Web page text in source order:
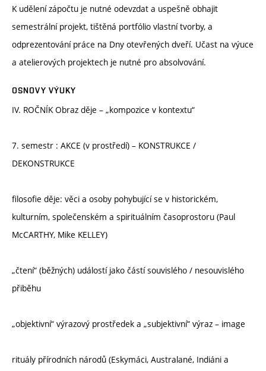
K udělení zápočtu je nutné odevzdat a uspešně obhajit
semestrální projekt, tištěná portfólio vlastní tvorby, a
odprezentování práce na Dny otevřených dveří. Učast na výuce
a atelierových projektech je nutné pro absolvování.
OSNOVY VÝUKY
IV. ROČNÍK Obraz děje – „kompozice v kontextu“
7. semestr : AKCE (v prostředí) – KONSTRUKCE /
DEKONSTRUKCE
filosofie děje: věci a osoby pohybující se v historickém,
kulturním, společenském a spirituálním časoprostoru (Paul
McCARTHY, Mike KELLEY)
„čtení“ (běžných) událostí jako částí souvislého / nesouvislého
přiběhu
„objektivní“ výrazový prostředek a „subjektivní“ výraz – image
rituály přírodních národů (Eskymáci, Australané, Indiáni a